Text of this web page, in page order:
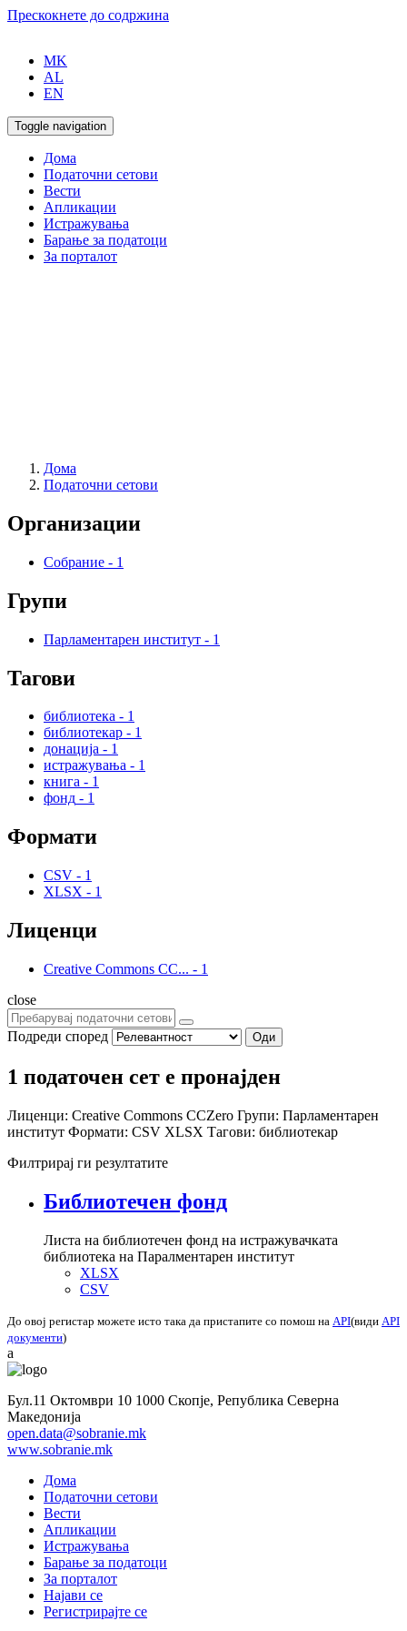
Прескокнете до содржина
MK
AL
EN
Toggle navigation
Дома
Податочни сетови
Вести
Апликации
Истражувања
Барање за податоци
За порталот
Дома
Податочни сетови
Организации
Собрание - 1
Групи
Парламентарен институт - 1
Тагови
библиотека - 1
библиотекар - 1
донација - 1
истражувања - 1
книга - 1
фонд - 1
Формати
CSV - 1
XLSX - 1
Лиценци
Creative Commons CC... - 1
close
Подреди според Оди
1 податочен сет е пронајден
Лиценци: Creative Commons CCZero Групи: Парламентарен
институт Формати: CSV XLSX Тагови: библиотекар
Филтрирај ги резултатите
Библиотечен фонд
Листа на библиотечен фонд на истражувачката
библиотека на Паралментарен институт
XLSX
CSV
До овој регистар можете исто така да пристапите со помош на API(види API
документи)
a
Бул.11 Октомври 10 1000 Скопје, Република Северна
Македонија
open.data@sobranie.mk
www.sobranie.mk
Дома
Податочни сетови
Вести
Апликации
Истражувања
Барање за податоци
За порталот
Најави се
Регистрирајте се